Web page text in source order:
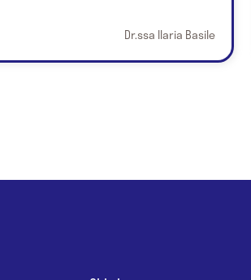
Dr.ssa Ilaria Basile